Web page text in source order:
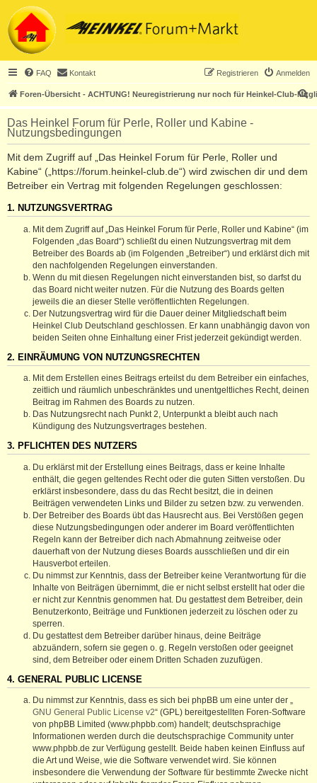
FAQ Kontakt Anmelden
Registrieren
Foren-Übersicht - ACHTUNG! Neuregistrierung nur noch für Heinkel-Club-
S
u
h
Das Heinkel Forum für Perle, Roller und Kabine -
Nutzungsbedingungen
Mit dem Zugriff auf „Das Heinkel Forum für Perle, Roller und
Kabine“ („https://forum.heinkel-club.de“) wird zwischen dir und dem
Betreiber ein Vertrag mit folgenden Regelungen geschlossen:
1. NUTZUNGSVERTRAG
Mit dem Zugriff auf „Das Heinkel Forum für Perle, Roller und Kabine“ (im
Folgenden „das Board“) schließt du einen Nutzungsvertrag mit dem
Betreiber des Boards ab (im Folgenden „Betreiber“) und erklärst dich mit
den nachfolgenden Regelungen einverstanden.
Wenn du mit diesen Regelungen nicht einverstanden bist, so darfst du
das Board nicht weiter nutzen. Für die Nutzung des Boards gelten
jeweils die an dieser Stelle veröffentlichten Regelungen.
Der Nutzungsvertrag wird für die Dauer deiner Mitgliedschaft beim
Heinkel Club Deutschland geschlossen. Er kann unabhängig davon von
beiden Seiten ohne Einhaltung einer Frist jederzeit gekündigt werden.
2. EINRÄUMUNG VON NUTZUNGSRECHTEN
Mit dem Erstellen eines Beitrags erteilst du dem Betreiber ein einfaches,
zeitlich und räumlich unbeschränktes und unentgeltliches Recht, deinen
Beitrag im Rahmen des Boards zu nutzen.
Das Nutzungsrecht nach Punkt 2, Unterpunkt a bleibt auch nach
Kündigung des Nutzungsvertrages bestehen.
3. PFLICHTEN DES NUTZERS
Du erklärst mit der Erstellung eines Beitrags, dass er keine Inhalte
enthält, die gegen geltendes Recht oder die guten Sitten verstoßen. Du
erklärst insbesondere, dass du das Recht besitzt, die in deinen
Beiträgen verwendeten Links und Bilder zu setzen bzw. zu verwenden.
Der Betreiber des Boards übt das Hausrecht aus. Bei Verstößen gegen
diese Nutzungsbedingungen oder anderer im Board veröffentlichten
Regeln kann der Betreiber dich nach Abmahnung zeitweise oder
dauerhaft von der Nutzung dieses Boards ausschließen und dir ein
Hausverbot erteilen.
Du nimmst zur Kenntnis, dass der Betreiber keine Verantwortung für die
Inhalte von Beiträgen übernimmt, die er nicht selbst erstellt hat oder die
er nicht zur Kenntnis genommen hat. Du gestattest dem Betreiber, dein
Benutzerkonto, Beiträge und Funktionen jederzeit zu löschen oder zu
sperren.
Du gestattest dem Betreiber darüber hinaus, deine Beiträge
abzuändern, sofern sie gegen o. g. Regeln verstoßen oder geeignet
sind, dem Betreiber oder einem Dritten Schaden zuzufügen.
4. GENERAL PUBLIC LICENSE
Du nimmst zur Kenntnis, dass es sich bei phpBB um eine unter der „
GNU General Public License v2“ (GPL) bereitgestellten Foren-Software
von phpBB Limited (www.phpbb.com) handelt; deutschsprachige
Informationen werden durch die deutschsprachige Community unter
www.phpbb.de zur Verfügung gestellt. Beide haben keinen Einfluss auf
die Art und Weise, wie die Software verwendet wird. Sie können
insbesondere die Verwendung der Software für bestimmte Zwecke nicht